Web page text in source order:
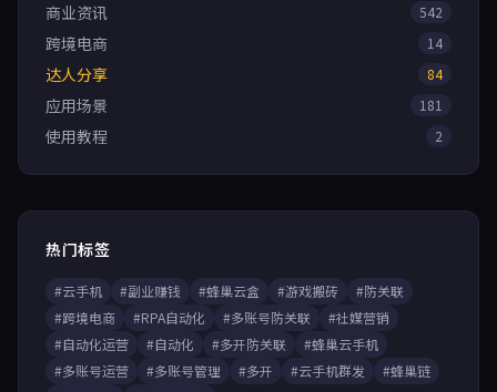
商业资讯
542
跨境电商 14
达人分享 84
应用场景 181
使用教程 2
热门标签
#云手机 #副业赚钱 #蜂巢云盒 #游戏搬砖
#防关联
#跨境电商
#RPA自动化 #多账号防关联
#社媒营销
#自动化运营
#自动化 #多开防关联
#蜂巢云手机
#多账号运营
#多账号管理 #多开 #云手机群发
#蜂巢链